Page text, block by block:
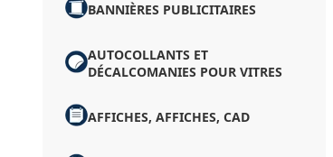
BANNIÈRES PUBLICITAIRES
AUTOCOLLANTS ET
DÉCALCOMANIES POUR VITRES
AFFICHES, AFFICHES, CAD